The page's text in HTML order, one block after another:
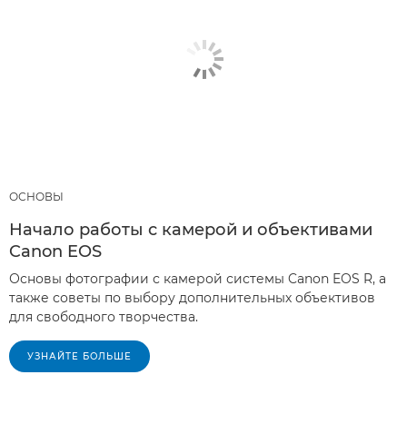
ОСНОВЫ
Начало работы с камерой и объективами
Canon EOS
Основы фотографии с камерой системы Canon EOS R, а
также советы по выбору дополнительных объективов
для свободного творчества.
УЗНАЙТЕ БОЛЬШЕ